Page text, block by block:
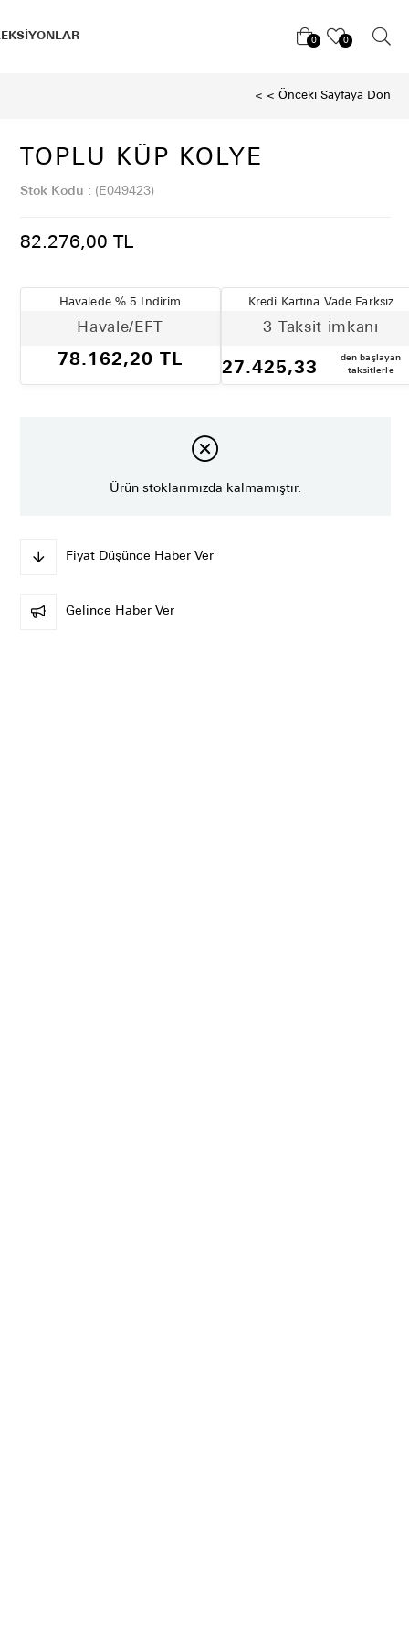
0 0
< < Önceki Sayfaya Dön
TOPLU KÜP KOLYE
Stok Kodu (E049423)
82.276,00 TL
Havalede % 5 İndirim
Havale/EFT
78.162,20 TL
Kredi Kartına Vade Farksız
3 Taksit imkanı
27.425,33
den başlayan
taksitlerle
Ürün stoklarımızda kalmamıştır.
Fiyat Düşünce Haber Ver
Gelince Haber Ver